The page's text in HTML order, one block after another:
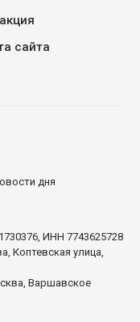
сайта
дня
ИНН 7743625728
Коптевская улица,
, Варшавское